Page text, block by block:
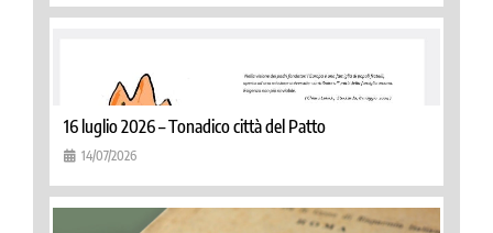
16 luglio 2026 – Tonadico città del Patto
14/07/2026